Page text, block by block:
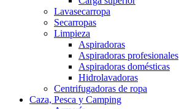
Lavasecarropa
Secarropas
Limpieza
Aspiradoras
Aspiradoras profesionales
Aspiradoras domésticas
Hidrolavadoras
Centrifugadoras de ropa
Caza, Pesca y Camping